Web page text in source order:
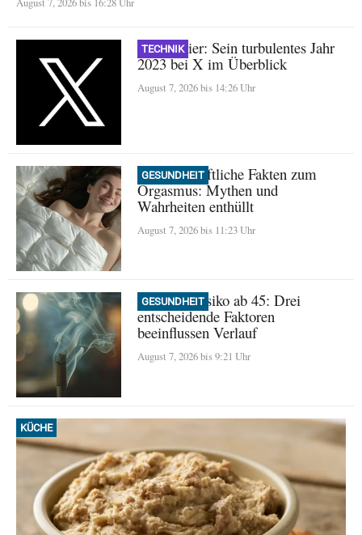
TECHNIK
Nikita Bier: Sein turbulentes Jahr
2023 bei X im Überblick
August 7, 2026 bis 14:26 Uhr
GESUNDHEIT
Wissenschaftliche Fakten zum
Orgasmus: Mythen und
Wahrheiten enthüllt
August 7, 2026 bis 11:23 Uhr
GESUNDHEIT
Demenz-Risiko ab 45: Drei
entscheidende Faktoren
beeinflussen Verlauf
August 7, 2026 bis 9:21 Uhr
KÜCHE